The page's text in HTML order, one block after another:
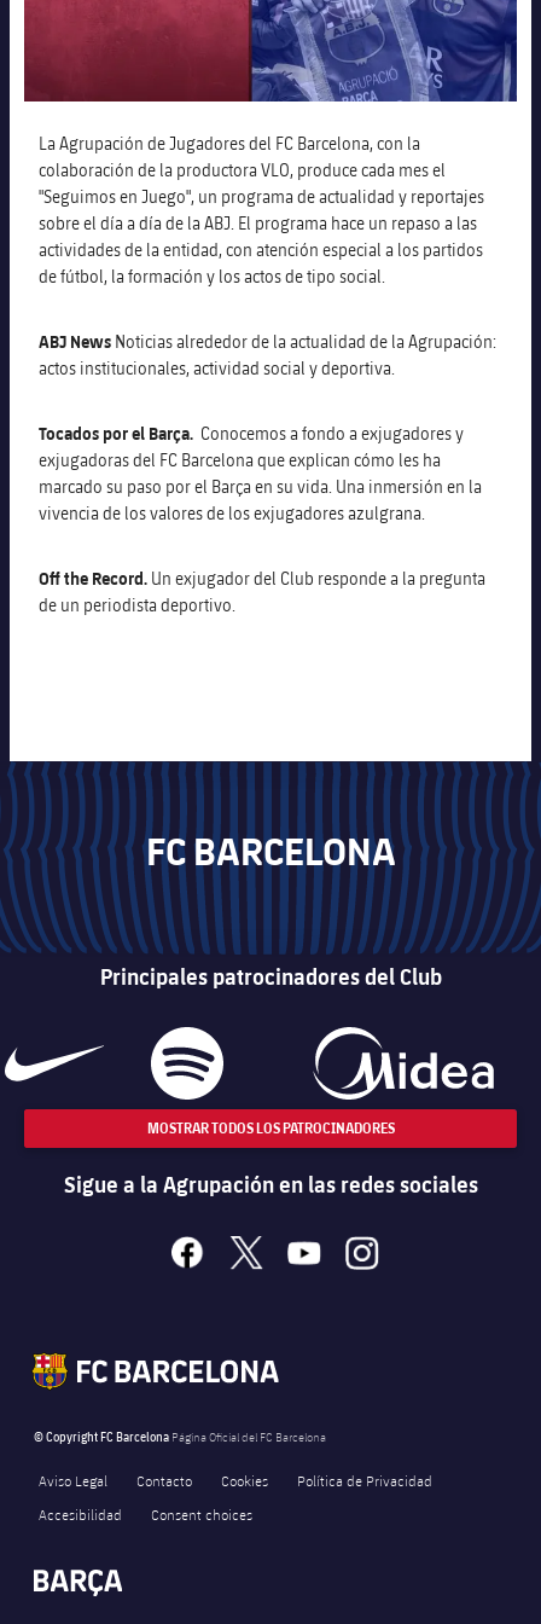
Residencias para la Gente Mayor
Barcelonismo y vida activa
La Agrupación de Jugadores del FC Barcelona, con la
colaboración de la productora VLO, produce cada mes el
"Seguimos en Juego", un programa de actualidad y reportajes
sobre el día a día de la ABJ. El programa hace un repaso a las
actividades de la entidad, con atención especial a los partidos
de fútbol, la formación y los actos de tipo social.
ABJ News Noticias alrededor de la actualidad de la Agrupación:
actos institucionales, actividad social y deportiva.
Tocados por el Barça. Conocemos a fondo a exjugadores y
exjugadoras del FC Barcelona que explican cómo les ha
marcado su paso por el Barça en su vida. Una inmersión en la
vivencia de los valores de los exjugadores azulgrana.
Off the Record. Un exjugador del Club responde a la pregunta
de un periodista deportivo.
FC BARCELONA
Principales patrocinadores del Club
MOSTRAR TODOS LOS PATROCINADORES
Sigue a la Agrupación en las redes sociales
facebook
x youtubeinstagram
© Copyright FC Barcelona Página Oficial del FC Barcelona
Aviso Legal Contacto Cookies
Política de Privacidad
Accesibilidad
Consent choices